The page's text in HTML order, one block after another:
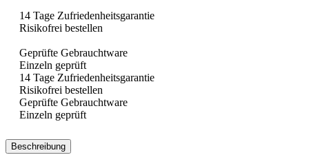
14 Tage Zufriedenheitsgarantie
Risikofrei bestellen
Geprüfte Gebrauchtware
Einzeln geprüft
14 Tage Zufriedenheitsgarantie
Risikofrei bestellen
Geprüfte Gebrauchtware
Einzeln geprüft
Beschreibung